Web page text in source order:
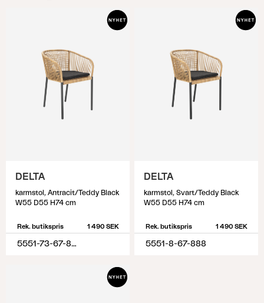
DELTA
karmstol, Antracit/Teddy Black
W55 D55 H74 cm
Rek. butikspris 1 490 SEK
5551-73-67-888
DELTA
karmstol, Svart/Teddy Black
W55 D55 H74 cm
Rek. butikspris 1 490 SEK
5551-8-67-888